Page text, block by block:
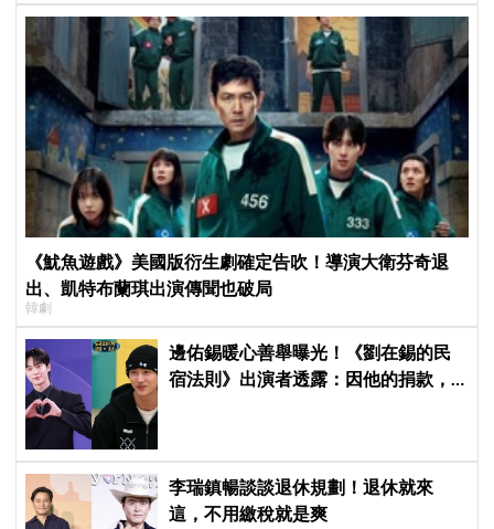
《魷魚遊戲》美國版衍生劇確定告吹！導演大衛芬奇退
出、凱特布蘭琪出演傳聞也破局
韓劇
邊佑錫暖心善舉曝光！《劉在錫的民
宿法則》出演者透露：因他的捐款，
李瑞鎮暢談談退休規劃！退休就來
這，不用繳稅就是爽